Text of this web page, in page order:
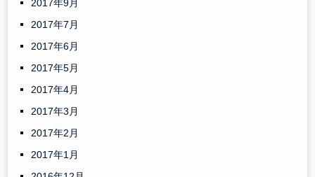
2017年9月
2017年7月
2017年6月
2017年5月
2017年4月
2017年3月
2017年2月
2017年1月